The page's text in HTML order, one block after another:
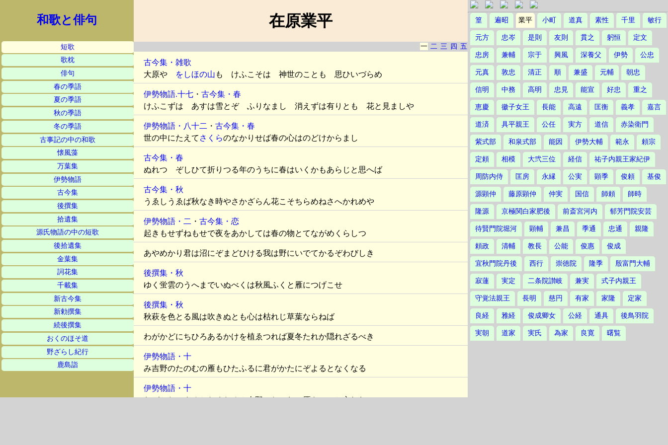
和歌と俳句
短歌
歌枕
俳句
春の季語
夏の季語
秋の季語
冬の季語
古事記の中の和歌
懐風藻
万葉集
伊勢物語
古今集
後撰集
拾遺集
源氏物語の中の短歌
後拾遺集
金葉集
詞花集
千載集
新古今集
新勅撰集
続後撰集
おくのほそ道
野ざらし紀行
鹿島詣
在原業平
一 二 三 四 五
古今集・雑歌
大原や
をしほの山 も けふこそは 神世のことも 思ひいづらめ
伊勢物語.十七・ 古今集・春
けふこずは あすは雪とぞ ふりなまし 消えずは有りとも 花と見ましや
伊勢物語・八十二 ・ 古今集・春
世の中にたえて さくらのなかりせば春の心はのどけからまし
古今集・春
ぬれつゝぞしひて折りつる年のうちに春はいくかもあらじと思へば
古今集・秋
うゑしうゑば秋なき時やさかざらん花こそちらめねさへかれめや
伊勢物語・二 ・ 古今集・恋
起きもせずねもせで夜をあかしては春の物とてながめくらしつ
あやめかり君は沼にぞまどひける我は野にいでてかるぞわびしき
後撰集・秋
ゆく蛍雲のうへまでいぬべくは秋風ふくと雁につげこせ
後撰集・秋
秋萩を色とる風は吹きぬとも心は枯れじ草葉ならねば
わがかどにちひろあるかけを植ゑつれば夏冬たれか隠れざるべき
伊勢物語・十
み吉野のたのむの雁もひたふるに君がかたにぞよるとなくなる
伊勢物語・十
わがかたによるとなくなるみ吉野のたのむの雁をいつか忘れむ
篁 遍昭 業平 小町 道真 素性 千里 敏行
元方 忠岑 是則 友則 貫之 躬恒 定文
忠房 兼輔 宗于 興風 深養父 伊勢 公忠
元真 敦忠 清正 順 兼盛 元輔 朝忠
信明 中務 高明 忠見 能宣 好忠 重之
恵慶 徽子女王 長能 高遠 匡衡 義孝 嘉言
道済 具平親王 公任 実方 道信 赤染衛門
紫式部 和泉式部 能因 伊勢大輔 範永 頼宗
定頼 相模 大弐三位 経信 祐子内親王家紀伊
周防内侍 匡房 永縁 公実 顕季 俊頼 基俊
源顕仲 藤原顕仲 仲実 国信 師頼 師時
隆源 京極関白家肥後 前斎宮河内 郁芳門院安芸
待賢門院堀河 顕輔 兼昌 季通 忠通 親隆
頼政 清輔 教長 公能 俊惠 俊成
宜秋門院丹後 西行 崇徳院 隆季 殷富門大輔
寂蓮 実定 二条院讃岐 兼実 式子内親王
守覚法親王 長明 慈円 有家 家隆 定家
良経 雅経 俊成卿女 公経 通具 後鳥羽院
実朝 道家 実氏 為家 良寛 曙覧